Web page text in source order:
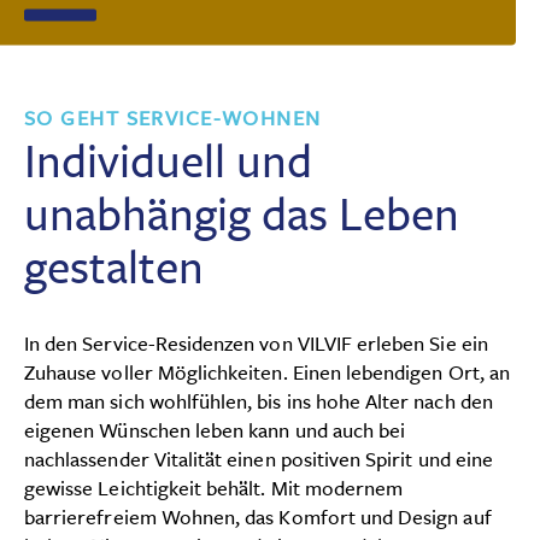
SO GEHT SERVICE-WOHNEN
Individuell und
unabhängig das Leben
gestalten
In den Service-Residenzen von VILVIF erleben Sie ein
Zuhause voller Möglichkeiten. Einen lebendigen Ort, an
dem man sich wohlfühlen, bis ins hohe Alter nach den
eigenen Wünschen leben kann und auch bei
nachlassender Vitalität einen positiven Spirit und eine
gewisse Leichtigkeit behält. Mit modernem
barrierefreiem Wohnen, das Komfort und Design auf